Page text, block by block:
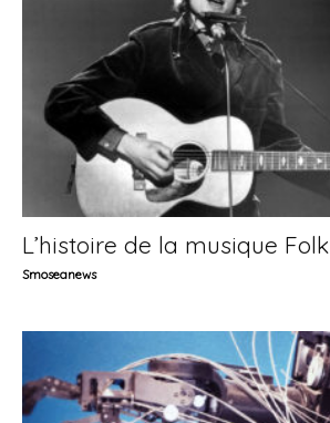
L’histoire de la musique Folk
Smoseanews